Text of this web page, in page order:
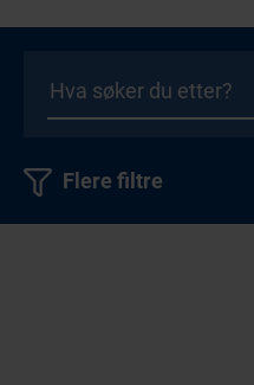
Flere filtre